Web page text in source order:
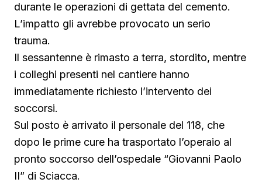
durante le operazioni di gettata del cemento.
L’impatto gli avrebbe provocato un serio
trauma.
Il sessantenne è rimasto a terra, stordito, mentre
i colleghi presenti nel cantiere hanno
immediatamente richiesto l’intervento dei
soccorsi.
Sul posto è arrivato il personale del 118, che
dopo le prime cure ha trasportato l’operaio al
pronto soccorso dell’ospedale “Giovanni Paolo
II” di Sciacca.